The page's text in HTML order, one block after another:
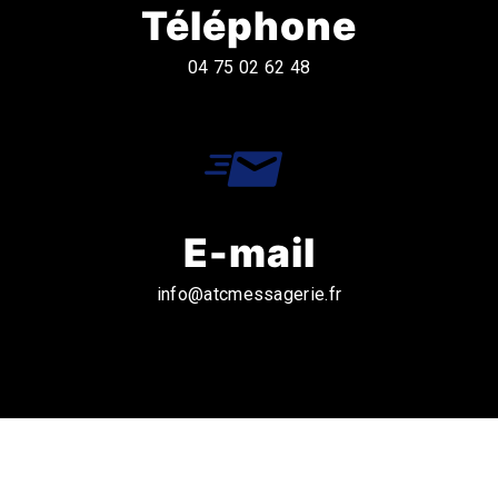
Téléphone
04 75 02 62 48
E-mail
info@atcmessagerie.fr